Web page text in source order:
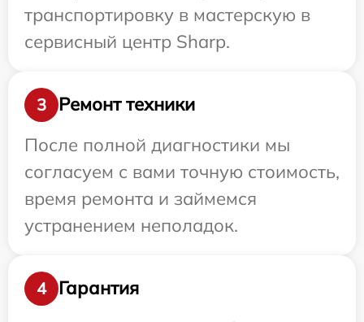
транспортировку в мастерскую в
сервисный центр Sharp.
3
Ремонт техники
После полной диагностики мы
согласуем с вами точную стоимость,
время ремонта и займемся
устранением неполадок.
4
Гарантия